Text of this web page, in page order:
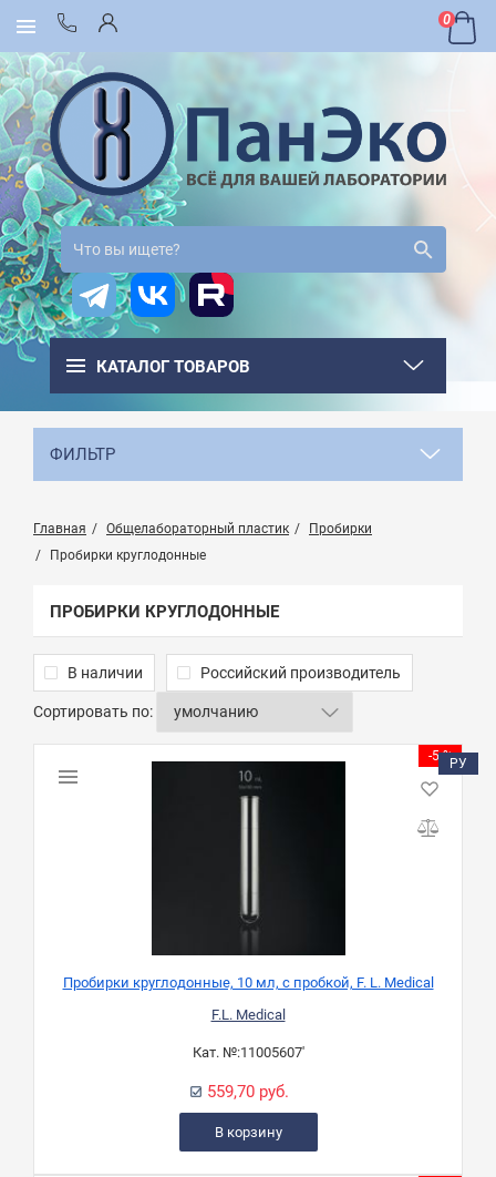
0
КАТАЛОГ ТОВАРОВ
ФИЛЬТР
Главная Общелабораторный пластик
Пробирки
Пробирки круглодонные
ПРОБИРКИ КРУГЛОДОННЫЕ
В наличии Российский производитель
Сортировать по:
-5 %РУ
Пробирки круглодонные, 10 мл, с пробкой, F. L. Medical
F.L. Medical
Кат. №:11005607'
559,70 руб.
В корзину